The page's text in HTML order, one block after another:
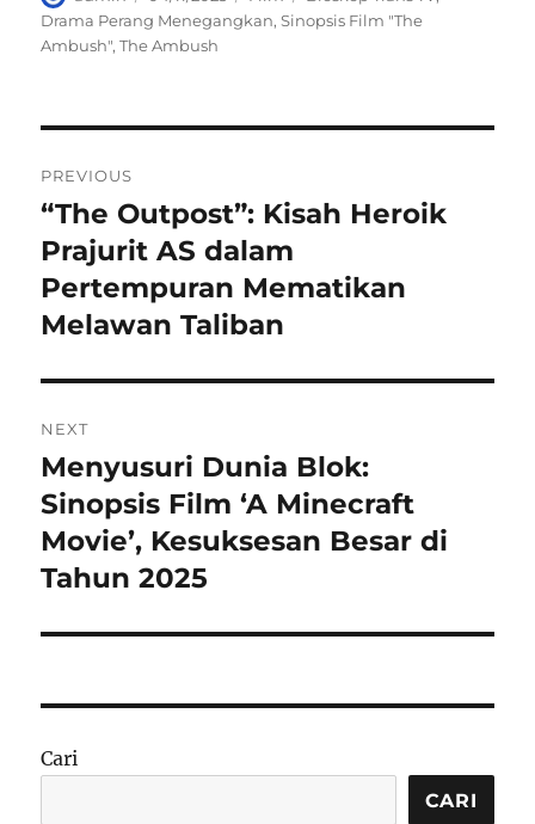
on
Drama Perang Menegangkan,Sinopsis Film "The
Ambush",The Ambush
pos
PREVIOUS
Previous
post:
“The Outpost”: Kisah Heroik
Prajurit AS dalam
Pertempuran Mematikan
Melawan Taliban
NEXT
Next
post:
Menyusuri Dunia Blok:
Sinopsis Film ‘A Minecraft
Movie’, Kesuksesan Besar di
Tahun 2025
Cari
CARI